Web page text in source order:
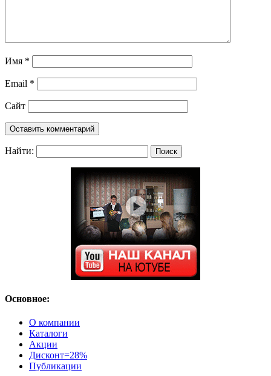
Имя *
Email *
Сайт
Найти:
Основное:
О компании
Каталоги
Акции
Дисконт=28%
Публикации